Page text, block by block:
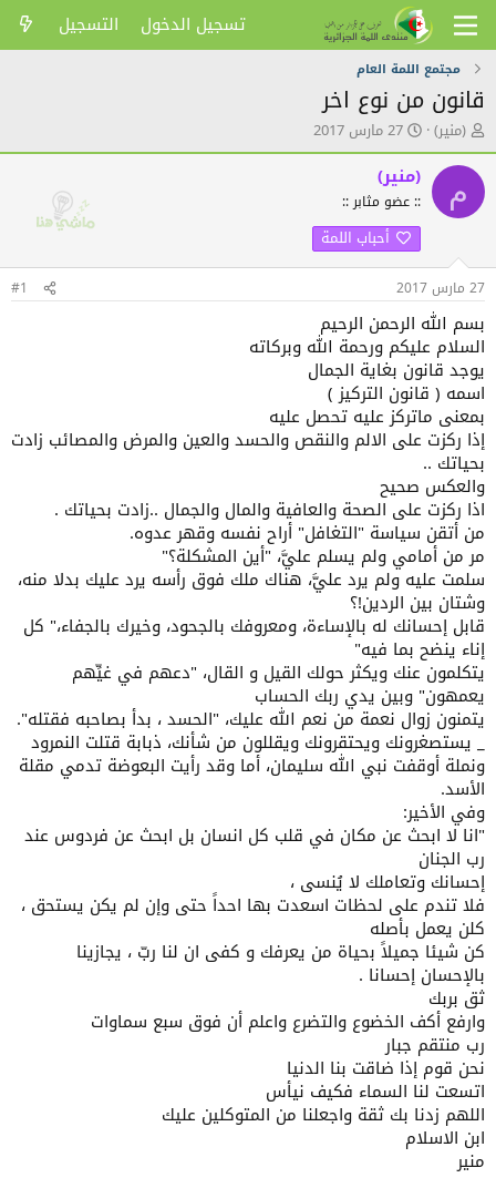
تسجيل الدخول التسجيل
مجتمع اللمة العام
قانون من نوع اخر
ك
ا
ت
ب
ا
و
ض
و
ع
(منير) ت
ا
ر
ي
خ
ا
ل
ن
ش
ر
27 مارس 2017
م (منير)
:: عضو مثابر ::
أحباب اللمة
27 مارس 2017 #1
بسم الله الرحمن الرحيم
السلام عليكم ورحمة الله وبركاته
يوجد قانون بغاية الجمال
اسمه ( قانون التركيز )
بمعنى ماتركز عليه تحصل عليه
إذا ركزت على اﻻلم والنقص والحسد والعين والمرض والمصائب زادت
بحياتك ..
والعكس صحيح
اذا ركزت على الصحة والعافية والمال والجمال ..زادت بحياتك .
من أتقن سياسة "التغافل" أراح نفسه وقهر عدوه.
مر من أمامي ولم يسلم عليَّ، "أين المشكلة؟"
سلمت عليه ولم يرد عليَّ، هناك ملك فوق رأسه يرد عليك بدلا منه،
وشتان بين الردين!؟
قابل إحسانك له بالإساءة، ومعروفك بالجحود، وخيرك بالجفاء،" كل
إناء ينضح بما فيه"
يتكلمون عنك ويكثر حولك القيل و القال، "دعهم في غيِّهم
يعمهون" وبين يدي ربك الحساب
يتمنون زوال نعمة من نعم الله عليك، "الحسد ، بدأ بصاحبه فقتله".
_ يستصغرونك ويحتقرونك ويقللون من شأنك، ذبابة قتلت النمرود
ونملة أوقفت نبي الله سليمان، أما وقد رأيت البعوضة تدمي مقلة
الأسد.
وفي الأخير:
"انا لا ابحث عن مكان في قلب كل انسان بل ابحث عن فردوس عند
رب الجنان
إحسانك وتعاملك لا يُنسى ،
فلا تندم على لحظات اسعدت بها احداً حتى وإن لم يكن يستحق ،
كلن يعمل بأصله
كن شيئا جميلاً ﺑحياة من يعرفك و كفى ان لنا ربّ ، يجازينا
بالإحسان إحسانا .
ثق بربك
وارفع أكف الخضوع والتضرع واعلم أن فوق سبع سماوات
رب منتقم جبار
نحن قوم إذا ضاقت بنا الدنيا
اتسعت لنا السماء فكيف نيأس
اللهم زدنا بك ثقة واجعلنا من المتوكلين عليك
ابن الاسلام
منير